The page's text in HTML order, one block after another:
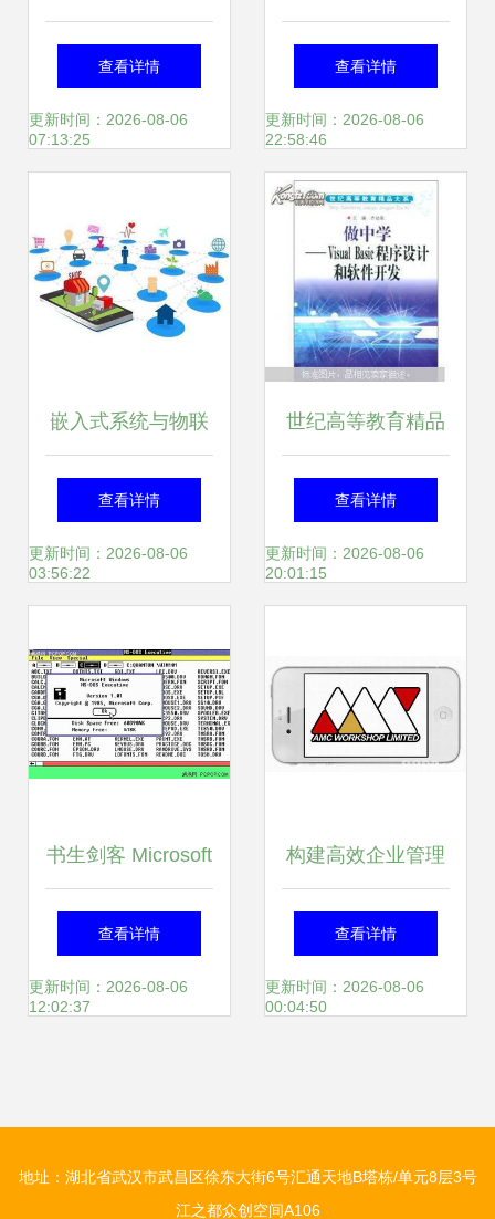
的软件开发 机遇、
挑战与未来
查看详情
更新时间：2026-08-06
07:13:25
看软件定义通信赛
道的崛起
查看详情
更新时间：2026-08-06
22:58:46
嵌入式系统与物联
网 软件开发的双轮
驱动
查看详情
更新时间：2026-08-06
03:56:22
世纪高等教育精品
大系计算机系列
以“做中学”理念引
设计与软件开发教
学
查看详情
更新时间：2026-08-06
20:01:15
书生剑客 Microsoft
Word的传奇发展历
程
查看详情
更新时间：2026-08-06
12:02:37
构建高效企业管理
核心软件系统与集
成方案
查看详情
更新时间：2026-08-06
00:04:50
地址：湖北省武汉市武昌区徐东大街6号汇通天地B塔栋/单元8层3号
江之都众创空间A106